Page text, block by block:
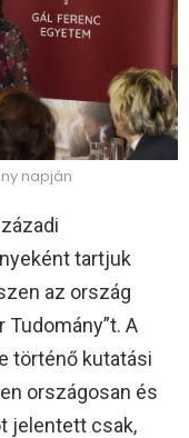
napján
tartjuk
az ország
Tudomány”t. A
történő kutatási
országosan és
jelentett csak,